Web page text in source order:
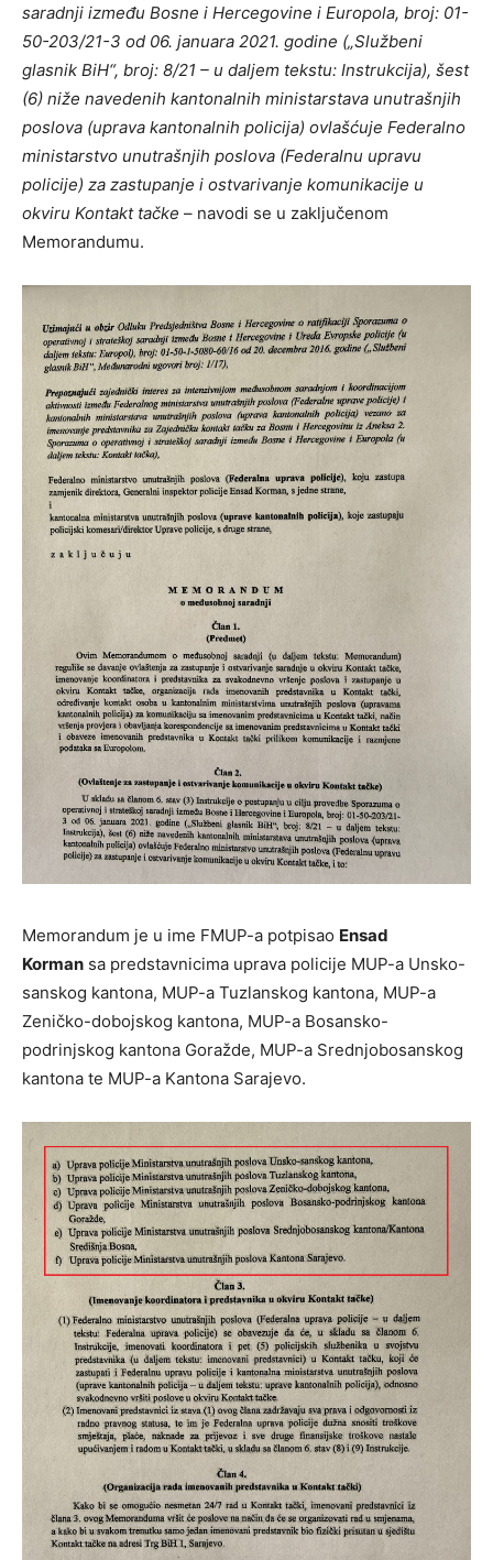
saradnji između Bosne i Hercegovine i Europola, broj: 01-
50-203/21-3 od 06. januara 2021. godine („Službeni
glasnik BiH“, broj: 8/21 – u daljem tekstu: Instrukcija), šest
(6) niže navedenih kantonalnih ministarstava unutrašnjih
poslova (uprava kantonalnih policija) ovlašćuje Federalno
ministarstvo unutrašnjih poslova (Federalnu upravu
policije) za zastupanje i ostvarivanje komunikacije u
okviru Kontakt tačke – navodi se u zaključenom
Memorandumu.
Memorandum je u ime FMUP-a potpisao Ensad
Korman sa predstavnicima uprava policije MUP-a Unsko-
sanskog kantona, MUP-a Tuzlanskog kantona, MUP-a
Zeničko-dobojskog kantona, MUP-a Bosansko-
podrinjskog kantona Goražde, MUP-a Srednjobosanskog
kantona te MUP-a Kantona Sarajevo.